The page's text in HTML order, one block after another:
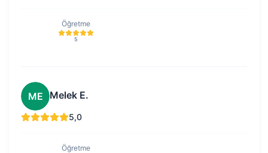
Öğretme
5
ME Melek E.
5,0
Öğretme